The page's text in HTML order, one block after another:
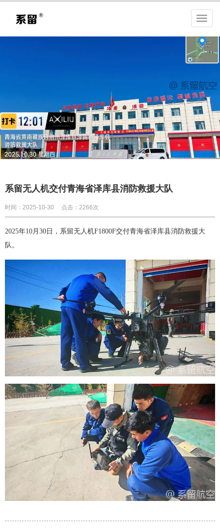
系留无人机交付青海省泽库县消防救援大队
时间：2025-10-30 点击：2266次
2025年10月30日， 系留无人机F1800F交付青海省泽库县消防救援大
队。